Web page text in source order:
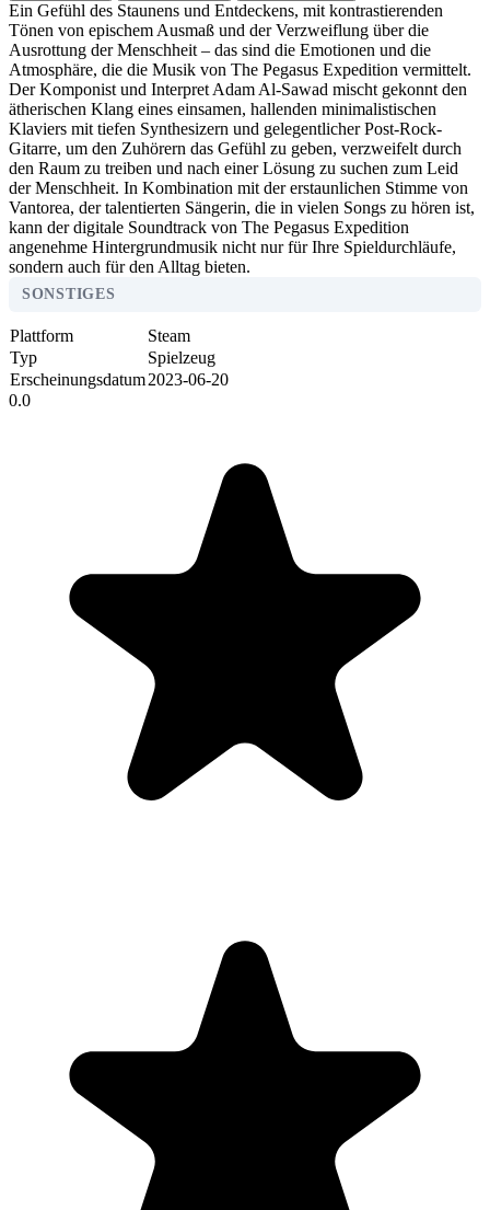
Ein Gefühl des Staunens und Entdeckens, mit kontrastierenden
Tönen von epischem Ausmaß und der Verzweiflung über die
Ausrottung der Menschheit – das sind die Emotionen und die
Atmosphäre, die die Musik von The Pegasus Expedition vermittelt.
Der Komponist und Interpret Adam Al-Sawad mischt gekonnt den
ätherischen Klang eines einsamen, hallenden minimalistischen
Klaviers mit tiefen Synthesizern und gelegentlicher Post-Rock-
Gitarre, um den Zuhörern das Gefühl zu geben, verzweifelt durch
den Raum zu treiben und nach einer Lösung zu suchen zum Leid
der Menschheit. In Kombination mit der erstaunlichen Stimme von
Vantorea, der talentierten Sängerin, die in vielen Songs zu hören ist,
kann der digitale Soundtrack von The Pegasus Expedition
angenehme Hintergrundmusik nicht nur für Ihre Spieldurchläufe,
sondern auch für den Alltag bieten.
SONSTIGES
Plattform
Steam
Typ
Spielzeug
Erscheinungsdatum2023-06-20
0.0